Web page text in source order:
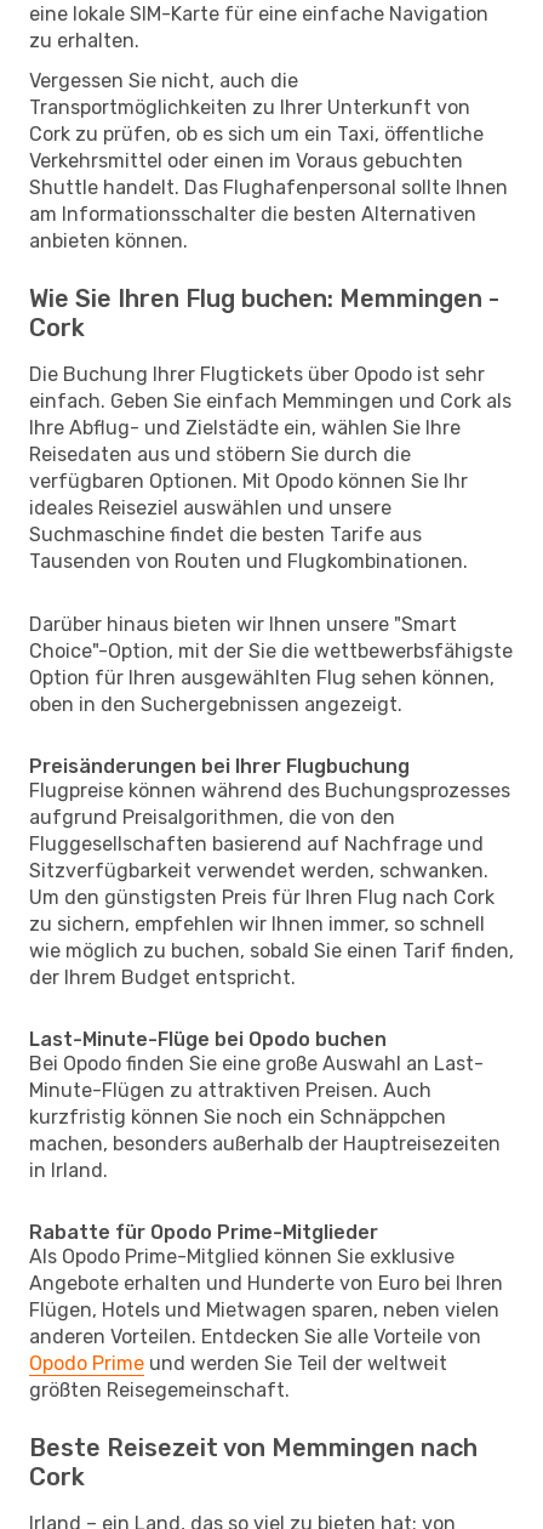
eine lokale SIM-Karte für eine einfache Navigation
zu erhalten.
Vergessen Sie nicht, auch die
Transportmöglichkeiten zu Ihrer Unterkunft von
Cork zu prüfen, ob es sich um ein Taxi, öffentliche
Verkehrsmittel oder einen im Voraus gebuchten
Shuttle handelt. Das Flughafenpersonal sollte Ihnen
am Informationsschalter die besten Alternativen
anbieten können.
Wie Sie Ihren Flug buchen: Memmingen -
Cork
Die Buchung Ihrer Flugtickets über Opodo ist sehr
einfach. Geben Sie einfach Memmingen und Cork als
Ihre Abflug- und Zielstädte ein, wählen Sie Ihre
Reisedaten aus und stöbern Sie durch die
verfügbaren Optionen. Mit Opodo können Sie Ihr
ideales Reiseziel auswählen und unsere
Suchmaschine findet die besten Tarife aus
Tausenden von Routen und Flugkombinationen.
Darüber hinaus bieten wir Ihnen unsere "Smart
Choice"-Option, mit der Sie die wettbewerbsfähigste
Option für Ihren ausgewählten Flug sehen können,
oben in den Suchergebnissen angezeigt.
Preisänderungen bei Ihrer Flugbuchung
Flugpreise können während des Buchungsprozesses
aufgrund Preisalgorithmen, die von den
Fluggesellschaften basierend auf Nachfrage und
Sitzverfügbarkeit verwendet werden, schwanken.
Um den günstigsten Preis für Ihren Flug nach Cork
zu sichern, empfehlen wir Ihnen immer, so schnell
wie möglich zu buchen, sobald Sie einen Tarif finden,
der Ihrem Budget entspricht.
Last-Minute-Flüge bei Opodo buchen
Bei Opodo finden Sie eine große Auswahl an Last-
Minute-Flügen zu attraktiven Preisen. Auch
kurzfristig können Sie noch ein Schnäppchen
machen, besonders außerhalb der Hauptreisezeiten
in Irland.
Rabatte für Opodo Prime-Mitglieder
Als Opodo Prime-Mitglied können Sie exklusive
Angebote erhalten und Hunderte von Euro bei Ihren
Flügen, Hotels und Mietwagen sparen, neben vielen
anderen Vorteilen. Entdecken Sie alle Vorteile von
Opodo Prime und werden Sie Teil der weltweit
größten Reisegemeinschaft.
Beste Reisezeit von Memmingen nach
Cork
Irland – ein Land, das so viel zu bieten hat: von